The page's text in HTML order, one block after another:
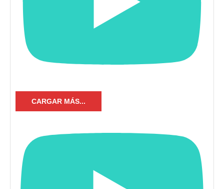
CARGAR MÁS...